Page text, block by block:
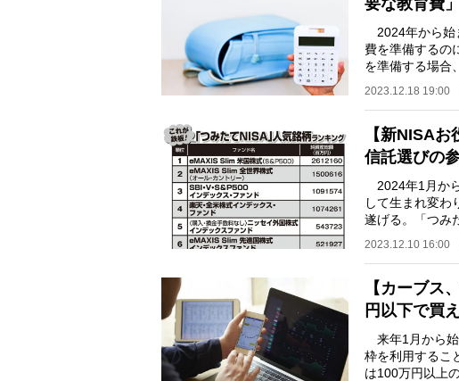
要な教育費
2024年から始
費を準備するの
を準備する場合
2023.12.18 19:00
【新NISA
信託選びの
2024年1月か
して生まれ変わ
遂げる。「つみ
場投資信託）が
2023.12.10 16:00
【カーブス
円以下で買
来年1月から始
枠を利用するこ
は100万円以上